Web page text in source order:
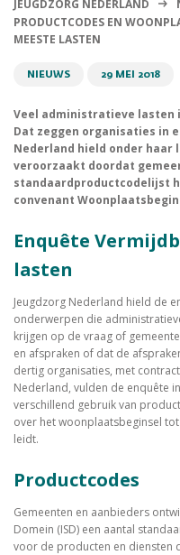
JEUGDZORG NEDERLAND
PRODUCTCODES EN
MEESTE LASTEN
NIEUWS 29 MEI 2018
Veel administratieve lasten
Dat zeggen organisaties in
Nederland hield onder haar
veroorzaakt doordat
standaardproductcodelijst
convenant
Enquête Vermijdbare administratieve
lasten
Jeugdzorg Nederland hield de
onderwerpen die
krijgen op de vraag of
en afspraken of dat de
dertig organisaties, met
Nederland, vulden de enquête
verschillend gebruik van
over het woonplaatsbeginsel
leidt.
Productcodes
Gemeenten en aanbieders
Domein (ISD) een aantal
voor de producten en diensten